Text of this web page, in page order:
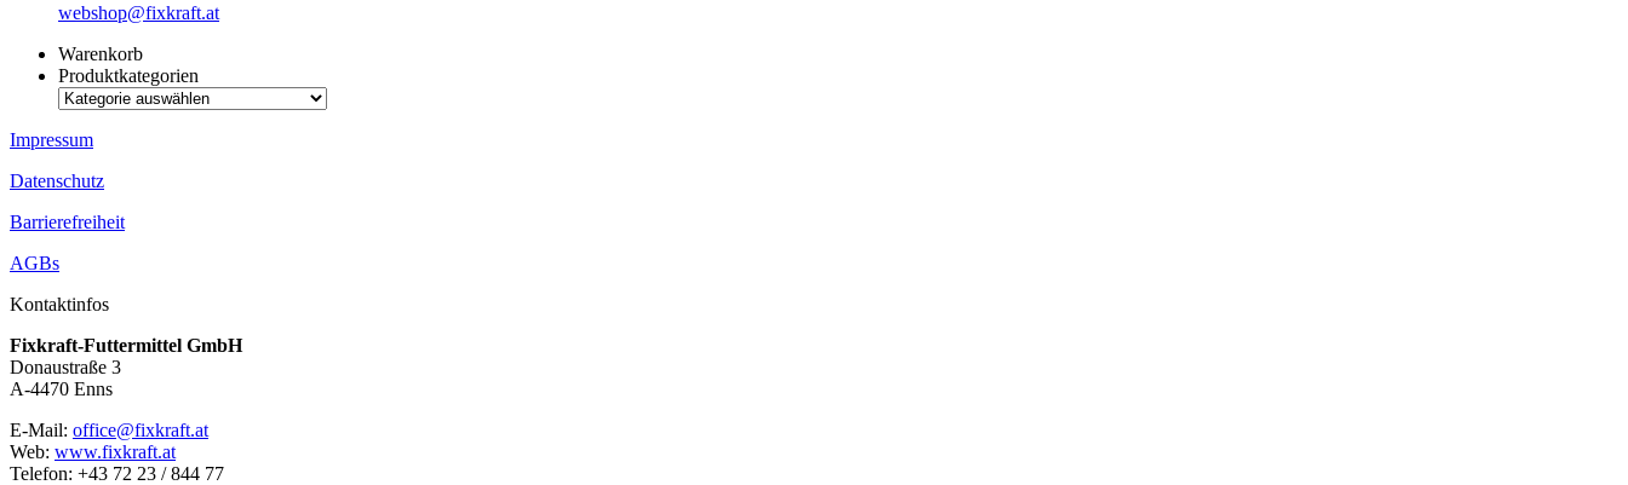
webshop@fixkraft.at
Warenkorb
Produktkategorien
Impressum
Datenschutz
Barrierefreiheit
AGBs
Kontaktinfos
Fixkraft-Futtermittel GmbH
Donaustraße 3
A-4470 Enns
E-Mail: office@fixkraft.at
Web: www.fixkraft.at
Telefon: +43 72 23 / 844 77